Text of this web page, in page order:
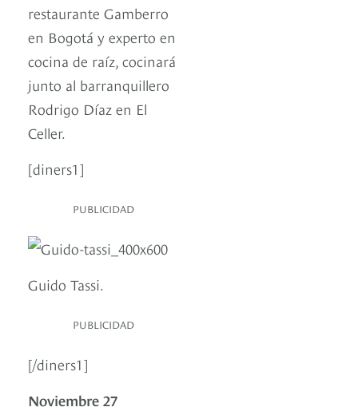
restaurante Gamberro
en Bogotá y experto en
cocina de raíz, cocinará
junto al barranquillero
Rodrigo Díaz en El
Celler.
[diners1]
PUBLICIDAD
Guido Tassi.
PUBLICIDAD
[/diners1]
Noviembre 27